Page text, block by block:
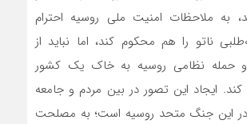
به ملاحظات امنیت ملی روسیه احترام
ناتو را هم محکوم کند، اما نباید از
نظامی روسیه به خاک یک کشور
ایجاد این تصور در بین مردم و جامعه
در این جنگ متحد روسیه است؛ به مصلحت